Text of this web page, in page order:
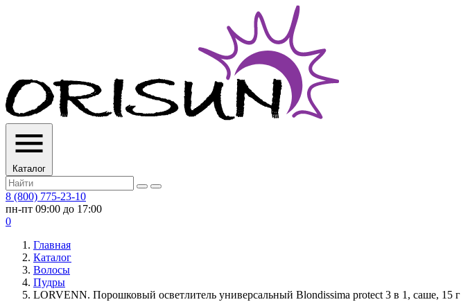
Каталог
8 (800) 775-23-10
пн-пт 09:00 до 17:00
0
Главная
Каталог
Волосы
Пудры
LORVENN. Порошковый осветлитель универсальный Blondissima protect 3 в 1, саше, 15 г